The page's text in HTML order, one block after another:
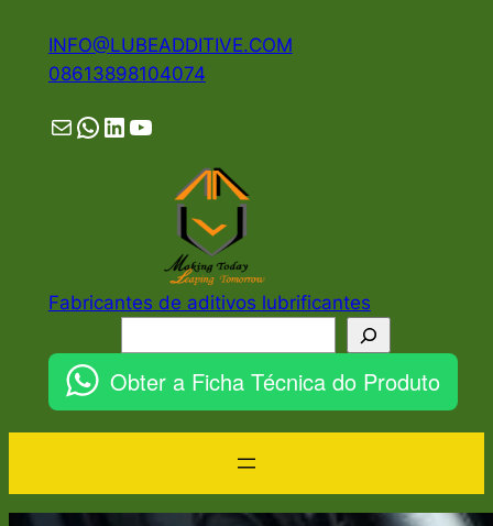
INFO@LUBEADDITIVE.COM
08613898104074
MailWhatsApp
LinkedIn
YouTube
Fabricantes de aditivos lubrificantes
Obter a Ficha Técnica do Produto